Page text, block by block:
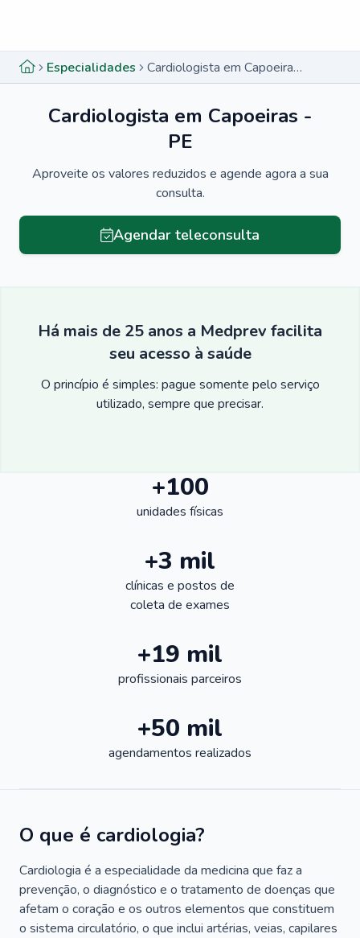
Especialidades Cardiologista em Capoeiras - PE
Cardiologista em Capoeiras -
PE
Aproveite os valores reduzidos e agende agora a sua
consulta.
Agendar teleconsulta
Há mais de 25 anos a Medprev facilita
seu acesso à saúde
O princípio é simples: pague somente pelo serviço
utilizado, sempre que precisar.
+100
unidades físicas
+3 mil
clínicas e postos de
coleta de exames
+19 mil
profissionais parceiros
+50 mil
agendamentos realizados
O que é cardiologia?
Cardiologia é a especialidade da medicina que faz a
prevenção, o diagnóstico e o tratamento de doenças que
afetam o coração e os outros elementos que constituem
o sistema circulatório, o que inclui artérias, veias, capilares